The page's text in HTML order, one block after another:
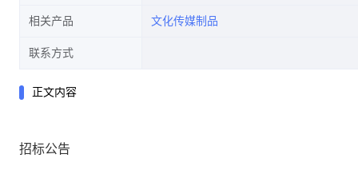
相关产品 文化传媒制品
联系方式
正文内容
招标公告